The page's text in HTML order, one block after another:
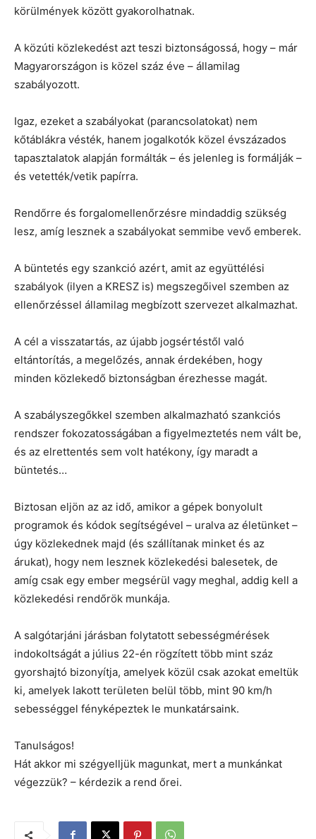
körülmények között gyakorolhatnak.
A közúti közlekedést azt teszi biztonságossá, hogy – már
Magyarországon is közel száz éve – államilag
szabályozott.
Igaz, ezeket a szabályokat (parancsolatokat) nem
kőtáblákra vésték, hanem jogalkotók közel évszázados
tapasztalatok alapján formálták – és jelenleg is formálják –
és vetették/vetik papírra.
Rendőrre és forgalomellenőrzésre mindaddig szükség
lesz, amíg lesznek a szabályokat semmibe vevő emberek.
A büntetés egy szankció azért, amit az együttélési
szabályok (ilyen a KRESZ is) megszegőivel szemben az
ellenőrzéssel államilag megbízott szervezet alkalmazhat.
A cél a visszatartás, az újabb jogsértéstől való
eltántorítás, a megelőzés, annak érdekében, hogy
minden közlekedő biztonságban érezhesse magát.
A szabályszegőkkel szemben alkalmazható szankciós
rendszer fokozatosságában a figyelmeztetés nem vált be,
és az elrettentés sem volt hatékony, így maradt a
büntetés…
Biztosan eljön az az idő, amikor a gépek bonyolult
programok és kódok segítségével – uralva az életünket –
úgy közlekednek majd (és szállítanak minket és az
árukat), hogy nem lesznek közlekedési balesetek, de
amíg csak egy ember megsérül vagy meghal, addig kell a
közlekedési rendőrök munkája.
A salgótarjáni járásban folytatott sebességmérések
indokoltságát a július 22-én rögzített több mint száz
gyorshajtó bizonyítja, amelyek közül csak azokat emeltük
ki, amelyek lakott területen belül több, mint 90 km/h
sebességgel fényképeztek le munkatársaink.
Tanulságos!
Hát akkor mi szégyelljük magunkat, mert a munkánkat
végezzük? – kérdezik a rend őrei.